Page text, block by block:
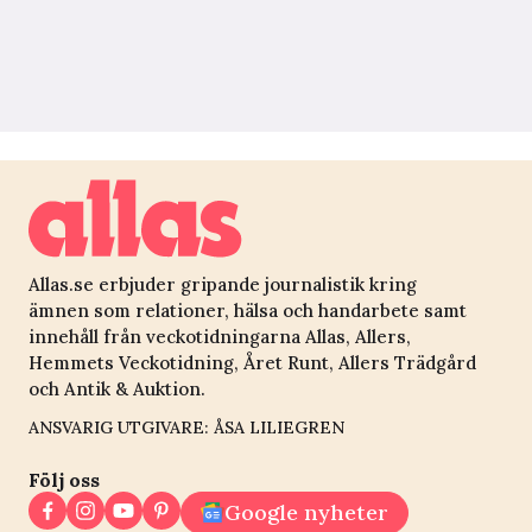
Allas.se erbjuder gripande journalistik kring
ämnen som relationer, hälsa och handarbete samt
innehåll från veckotidningarna Allas, Allers,
Hemmets Veckotidning, Året Runt, Allers Trädgård
och Antik & Auktion.
ANSVARIG UTGIVARE: ÅSA LILIEGREN
Följ oss
Google nyheter